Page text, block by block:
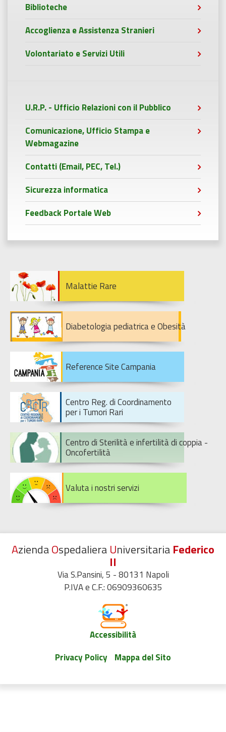
Biblioteche
Accoglienza e Assistenza Stranieri
Volontariato e Servizi Utili
U.R.P. - Ufficio Relazioni con il Pubblico
Comunicazione, Ufficio Stampa e
Webmagazine
Contatti (Email, PEC, Tel.)
Sicurezza informatica
Feedback Portale Web
Malattie Rare
Diabetologia pediatrica e Obesità
Reference Site Campania
Centro Reg. di Coordinamento
per i Tumori Rari
Centro di Sterilità e infertilità di coppia -
Oncofertilità
Valuta i nostri servizi
AziendaOspedaliera Universitaria Federico
II
Via S.Pansini, 5 - 80131 Napoli
P.IVA e C.F.: 06909360635
Accessibilità
Privacy Policy Mappa del Sito